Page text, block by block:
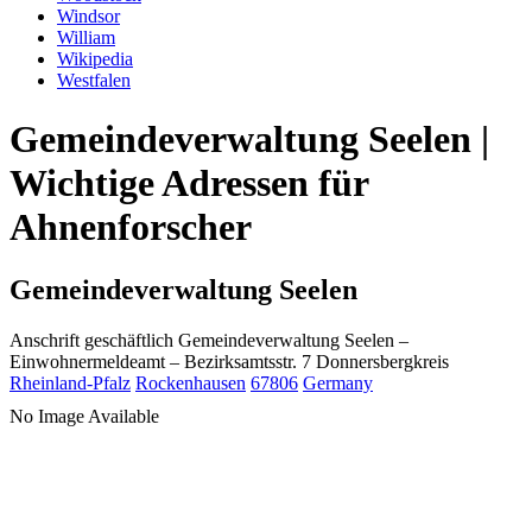
Windsor
William
Wikipedia
Westfalen
Gemeindeverwaltung Seelen |
Wichtige Adressen für
Ahnenforscher
Gemeindeverwaltung Seelen
Anschrift geschäftlich Gemeindeverwaltung Seelen –
Einwohnermeldeamt – Bezirksamtsstr. 7 Donnersbergkreis
Rheinland-Pfalz Rockenhausen 67806 Germany
No Image Available